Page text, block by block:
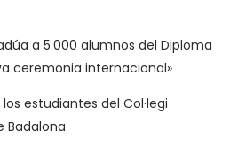
a 5.000 alumnos del Diploma
ceremonia internacional»
estudiantes del Col·legi
Badalona